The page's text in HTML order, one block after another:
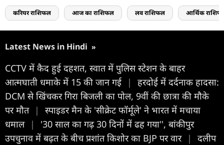
करियर राशिफल आज का राशिफल लव राशिफल आर्थिक
Latest News in Hindi »
CCTV में कैद हुई दहशत, स्वात में पुलिस स्टेशन के बाहर
आत्मघाती धमाके में 15 की जान गई
|
हरदोई में दर्दनाक हादसा:
DCM से खिंचकर गिरा बिजली का पोल, 9वीं की छात्रा की मौके
पर मौत |
स्पाइडर मैन के 'सीक्रेट फॉर्मूले' ने भारत में मचाया
धमाल |
'30 साल का गढ़ 30 दिनों में ढह गया'', बांकीपुर
उपचुनाव में बढ़त के बीच प्रशांत किशोर का BJP पर वार |
दलीप